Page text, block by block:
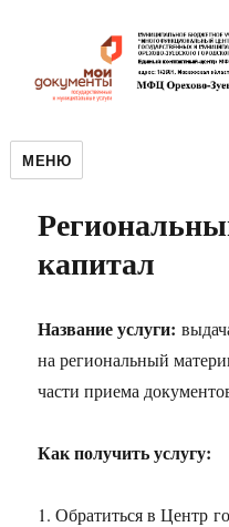
МЕНЮ
капитал
Название услуги:
на региональный
части приема
Как получить услугу:
1. Обратиться в Центр